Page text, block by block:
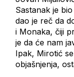
Sastanak je
dao je reč da
i Monaka, čiji
je da će nam
Ipak, Mirotić
objašnjenja,